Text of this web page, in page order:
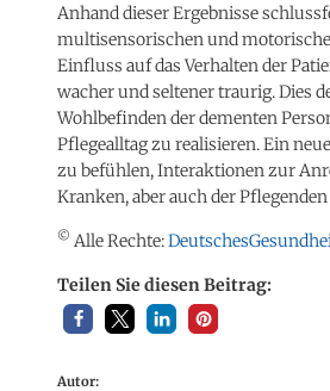
Anhand dieser Ergebnisse
multisensorischen und
Einfluss auf das Verhalten der
wacher und seltener traurig. Dies
Wohlbefinden der dementen
Pflegealltag zu realisieren. Ein
zu befühlen, Interaktionen zur
Kranken, aber auch der
© Alle Rechte:
Teilen Sie diesen Beitrag:
Autor: